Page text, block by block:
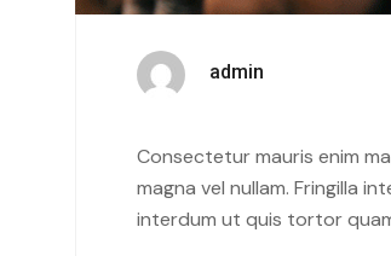
admin
Consectetur mauris enim
magna vel nullam. Fringilla
interdum ut quis tortor